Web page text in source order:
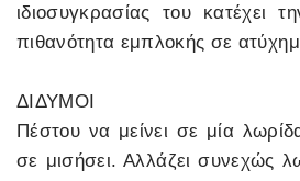
ιδιοσυγκρασίας του κατέχει
πιθανότητα εμπλοκής σε
ΔΙΔΥΜΟΙ
Πέστου να μείνει σε μία
σε μισήσει. Αλλάζει συνεχώς